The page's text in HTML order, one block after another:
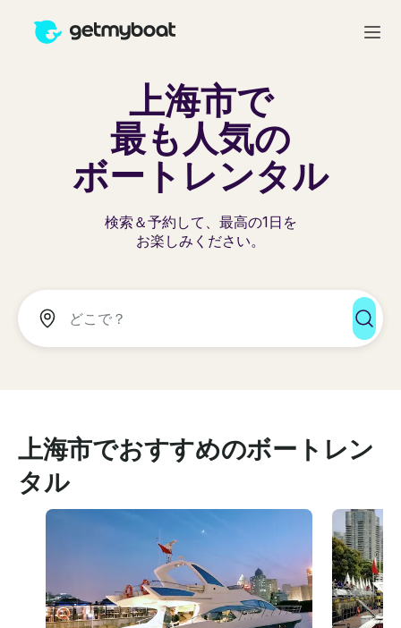
上海市で
最も人気の
ボートレンタル
検索＆予約して、最高の1日を
お楽しみください。
上海市でおすすめのボートレン
タル